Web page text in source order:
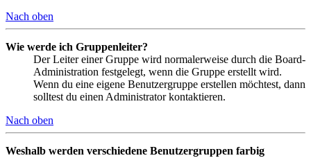
Nach oben
Wie werde ich Gruppenleiter?
Der Leiter einer Gruppe wird normalerweise durch die Board-
Administration festgelegt, wenn die Gruppe erstellt wird.
Wenn du eine eigene Benutzergruppe erstellen möchtest, dann
solltest du einen Administrator kontaktieren.
Nach oben
Weshalb werden verschiedene Benutzergruppen farbig